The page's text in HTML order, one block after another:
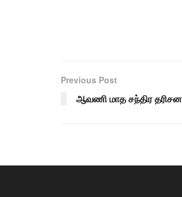
Previous Post
ஆவணி மாத சந்திர